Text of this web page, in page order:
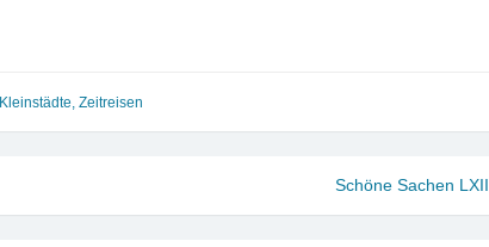
Kleinstädte, Zeitreisen
Schöne Sachen LXII